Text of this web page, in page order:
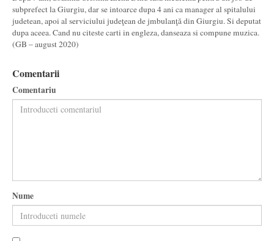
subprefect la Giurgiu, dar se intoarce dupa 4 ani ca manager al spitalului
judetean, apoi al serviciului judeţean de jmbulanţă din Giurgiu. Si deputat
dupa aceea. Cand nu citeste carti in engleza, danseaza si compune muzica.
(GB – august 2020)
Comentarii
Comentariu
Nume